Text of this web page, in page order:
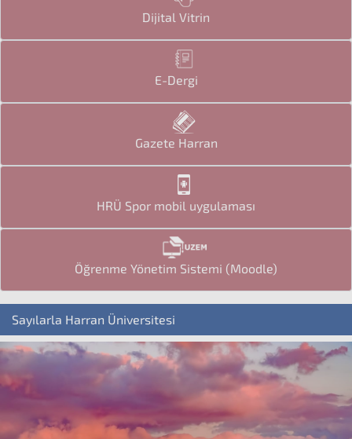
Dijital Vitrin
E-Dergi
Gazete Harran
HRÜ Spor mobil uygulaması
Öğrenme Yönetim Sistemi (Moodle)
Sayılarla Harran Üniversitesi